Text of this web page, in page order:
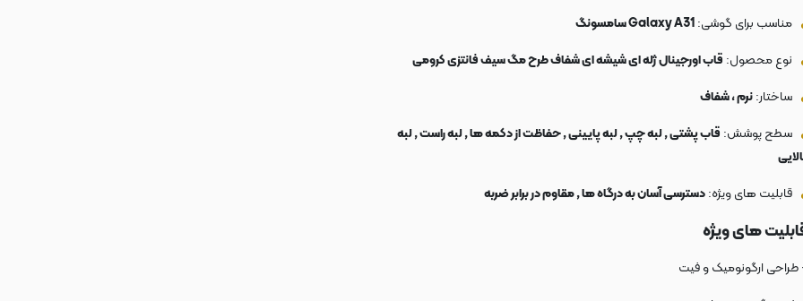
مناسب برای گوشی:Galaxy A31 سامسونگ
نوع محصول: قاب اورجینال ژله ای شیشه ای شفاف طرح مگ سیف فانتزی کرومی
ساختار:نرم ، شفاف
سطح پوشش: قاب پشتی , لبه چپ , لبه پایینی , حفاظت از دکمه ها , لبه راست , لبه
قابلیت های ویژه:دسترسی آسان به درگاه ها , مقاوم در برابر ضربه
های ویژه
طراحی ارگونومیک و فیت